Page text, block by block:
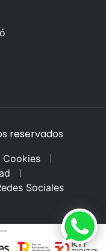
reservados
Cookies
Sociales